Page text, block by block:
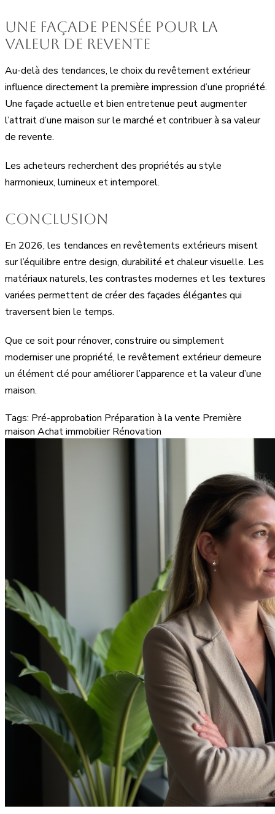
Une façade pensée pour la
valeur de revente
Au-delà des tendances, le choix du revêtement extérieur
influence directement la première impression d’une propriété.
Une façade actuelle et bien entretenue peut augmenter
l’attrait d’une maison sur le marché et contribuer à sa valeur
de revente.
Les acheteurs recherchent des propriétés au style
harmonieux, lumineux et intemporel.
Conclusion
En 2026, les tendances en revêtements extérieurs misent
sur l’équilibre entre design, durabilité et chaleur visuelle. Les
matériaux naturels, les contrastes modernes et les textures
variées permettent de créer des façades élégantes qui
traversent bien le temps.
Que ce soit pour rénover, construire ou simplement
moderniser une propriété, le revêtement extérieur demeure
un élément clé pour améliorer l’apparence et la valeur d’une
maison.
Tags: Pré-approbation Préparation à la vente Première
maison Achat immobilier Rénovation